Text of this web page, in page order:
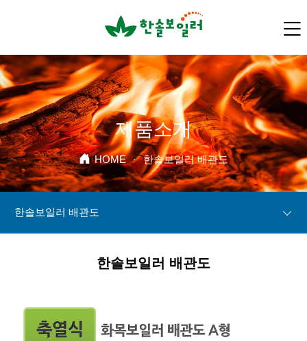
제품소개
HOME · 한솔보일러 배관도
한솔보일러 배관도
한솔보일러 배관도